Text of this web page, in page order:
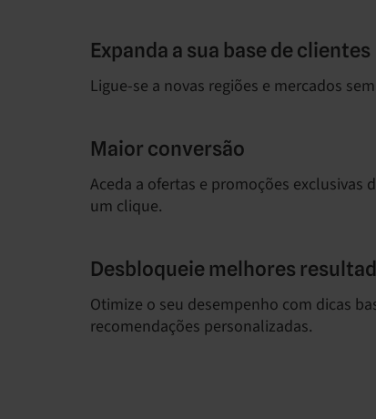
Expanda a sua base de clientes
Ligue-se a novas regiões e mercados
Maior conversão
Aceda a ofertas e promoções exclusivas
um clique.
Desbloqueie melhores
Otimize o seu desempenho com dicas
recomendações personalizadas.